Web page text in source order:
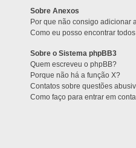
Sobre Anexos
Por que não consigo adicionar
Como eu posso encontrar
Sobre o Sistema phpBB3
Quem escreveu o phpBB?
Porque não há a função X?
Contatos sobre questões
Como faço para entrar em